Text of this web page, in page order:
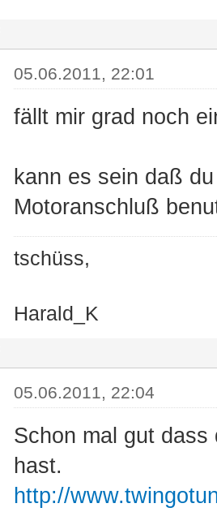
05.06.2011, 22:01
fällt mir grad noch
kann es sein daß
Motoranschluß
tschüss,
Harald_K
05.06.2011, 22:04
Schon mal gut dass
hast.
http://